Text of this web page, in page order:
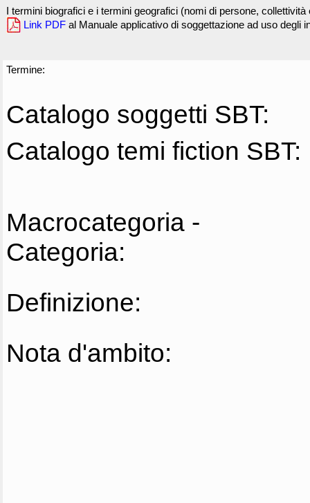
I termini biografici e i termini geografici (nomi di persone,
Link PDF al Manuale applicativo di soggettazione ad uso degli
Termine:
Catalogo soggetti SBT:
Catalogo temi fiction SBT:
Macrocategoria -
Categoria:
Definizione:
Nota d'ambito: